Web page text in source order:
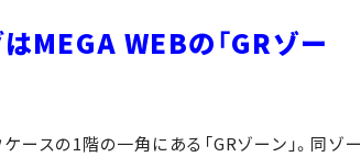
MEGA WEBの「GRゾー
スの1階の一角にある「GRゾーン」。同ゾー